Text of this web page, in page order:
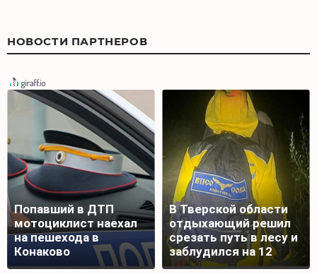
НОВОСТИ ПАРТНЕРОВ
Попавший в ДТП
мотоциклист наехал
на пешехода в
Конаково
В Тверской области
отдыхающий решил
срезать путь в лесу и
заблудился на 12
часов